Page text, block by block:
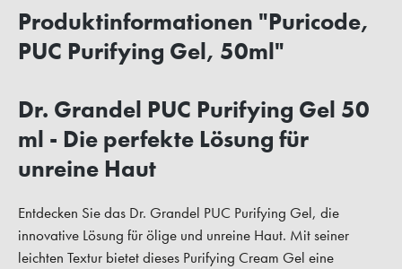
Produktinformationen "Puricode,
PUC Purifying Gel, 50ml"
Dr. Grandel PUC Purifying Gel 50
ml - Die perfekte Lösung für
unreine Haut
Entdecken Sie das Dr. Grandel PUC Purifying Gel, die
innovative Lösung für ölige und unreine Haut. Mit seiner
leichten Textur bietet dieses Purifying Cream Gel eine